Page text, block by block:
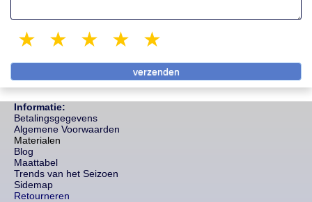
4 stars
3 stars
2 stars
1 star
Informatie:
Betalingsgegevens
Algemene Voorwaarden
Materialen
Blog
Maattabel
Trends van het Seizoen
Sidemap
Retourneren